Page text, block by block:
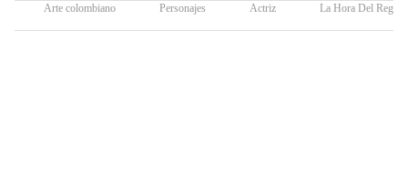
Arte colombiano Personajes Actriz La Hora Del